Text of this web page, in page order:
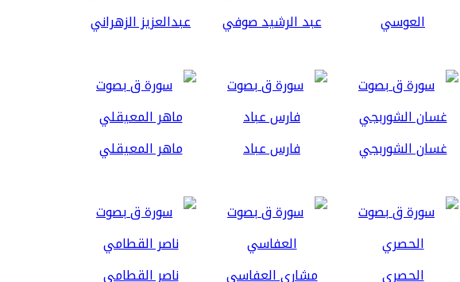
العوسي عبد الرشيد صوفي عبدالعزيز الزهراني
غسان الشوربجي فارس عباد ماهر المعيقلي
الحصري مشاري العفاسي ناصر القطامي